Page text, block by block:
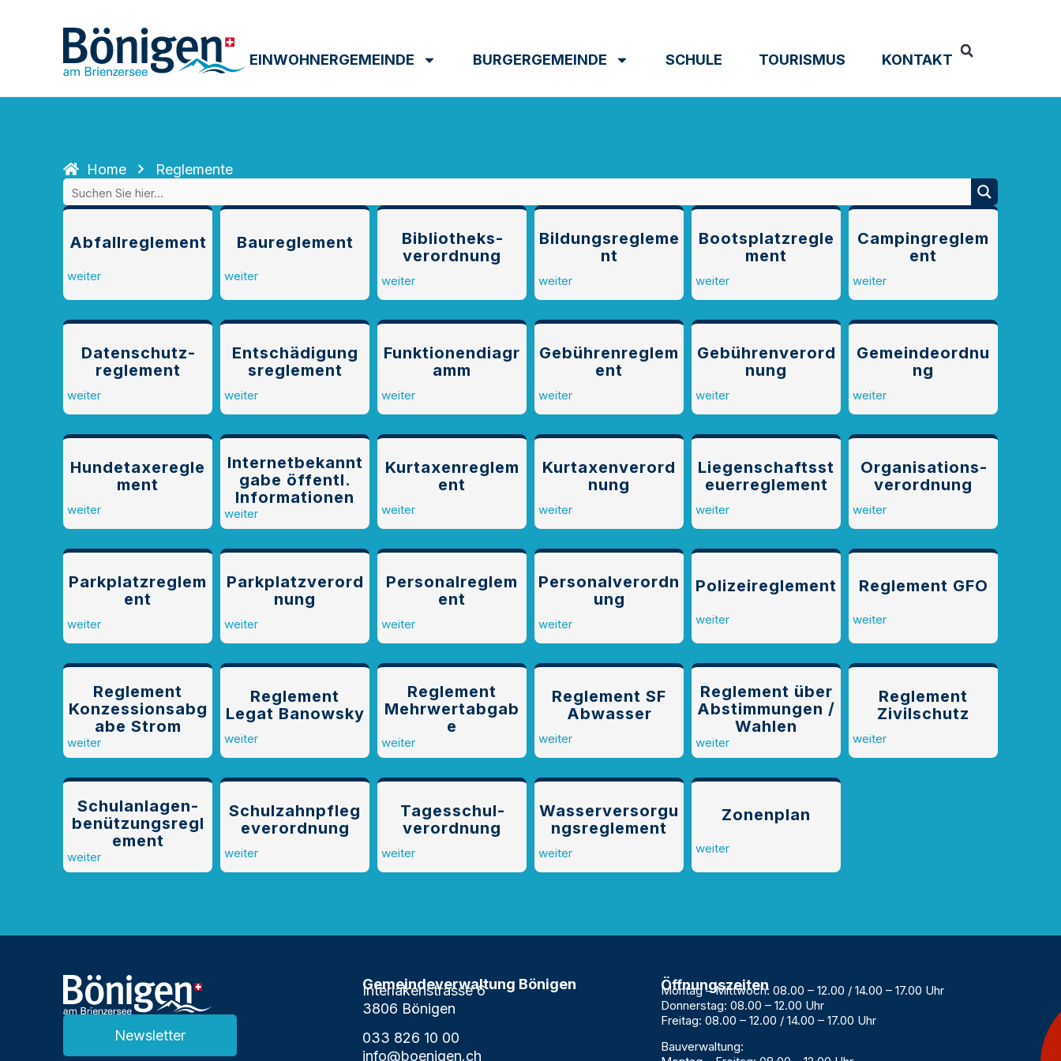
EINWOHNERGEMEINDE BURGERGEMEINDE SCHULE TOURISMUS KONTAKT
Home Reglemente
Abfallreglement
weiter
Baureglement
weiter
Bibliotheks­­
verordnung
weiter
Bildungsregleme
nt
weiter
Bootsplatzregle
ment
weiter
Campingreglem
ent
weiter
Datenschutz­
reglement
weiter
Entschädigung
s­reglement
weiter
Funktionendiagr
amm
weiter
Gebührenreglem
ent
weiter
Gebührenverord
nung
weiter
Gemeindeordnu
ng
weiter
Hundetaxeregle
ment
weiter
Internetbekannt
gabe öffentl.
Informationen
weiter
Kurtaxenreglem
ent
weiter
Kurtaxenverord
nung
weiter
Liegenschaftsst
euer­reglement
weiter
Organisations­
verordnung
weiter
Parkplatzreglem
ent
weiter
Parkplatzverord
nung
weiter
Personalreglem
ent
weiter
Personalverordn
ung
weiter
Polizeireglement
weiter
Reglement GFO
weiter
Reglement
Konzessionsabg
abe Strom
weiter
Reglement
Legat Banowsky
weiter
Reglement
Mehrwertabgab
e
weiter
Reglement SF
Abwasser
weiter
Reglement über
Abstimmungen /
Wahlen
weiter
Reglement
Zivilschutz
weiter
Schulanlagen­­
benützungsregl
ement
weiter
Schulzahnpfleg
e­verordnung
weiter
Tagesschul­
verordnung
weiter
Wasserversorgu
ngs­reglement
weiter
Zonenplan
weiter
Newsletter
Gemeindeverwaltung Bönigen
Interlakenstrasse 6
3806 Bönigen
033 826 10 00
info@boenigen.ch
Öffnungszeiten
Montag – Mittwoch: 08.00 – 12.00 / 14.00 – 17.00 Uhr
Donnerstag: 08.00 – 12.00 Uhr
Freitag: 08.00 – 12.00 / 14.00 – 17.00 Uhr
Bauverwaltung: